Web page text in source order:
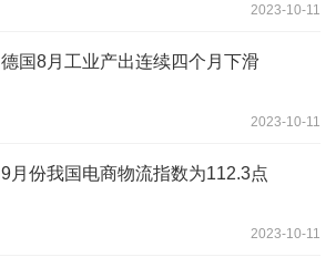
2023-10-11
德国8月工业产出连续四个月下滑
2023-10-11
9月份我国电商物流指数为112.3点
2023-10-11